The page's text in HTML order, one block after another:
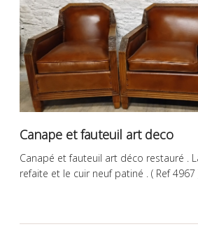
Canape et fauteuil art deco
Canapé et fauteuil art déco restauré .
refaite et le cuir neuf patiné . ( Ref 4967